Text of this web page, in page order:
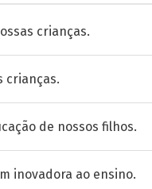
crianças.
crianças.
de nossos filhos.
inovadora ao ensino.